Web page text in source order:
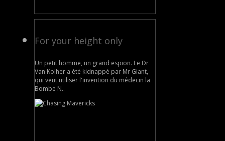
For your height only
Un petit homme, un grand espion. Le Dr
Van Kolher a été kidnappé par Mr Giant,
qui veut utiliser l'invention du médecin la
Bombe N..